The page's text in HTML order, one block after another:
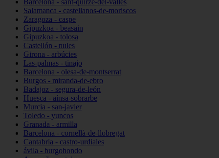
Barcelona - sant-quirze-del-vallès
Salamanca - castellanos-de-moriscos
Zaragoza - caspe
Gipuzkoa - beasain
Gipuzkoa - tolosa
Castellón - nules
Girona - arbúcies
Las-palmas - tinajo
Barcelona - olesa-de-montserrat
Burgos - miranda-de-ebro
Badajoz - segura-de-león
Huesca - aínsa-sobrarbe
Murcia - san-javier
Toledo - yuncos
Granada - armilla
Barcelona - cornellà-de-llobregat
Cantabria - castro-urdiales
ávila - burgohondo